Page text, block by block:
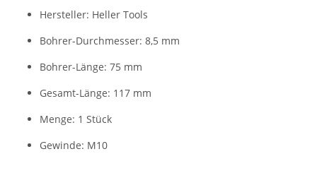
Hersteller: Heller Tools
Bohrer-Durchmesser: 8,5 mm
Bohrer-Länge: 75 mm
Gesamt-Länge: 117 mm
Menge: 1 Stück
Gewinde: M10